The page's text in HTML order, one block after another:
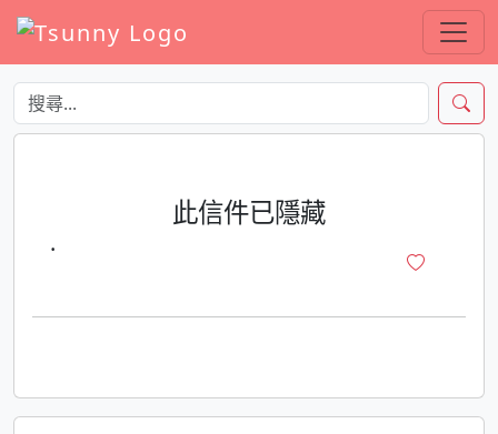
此信件已隱藏
·